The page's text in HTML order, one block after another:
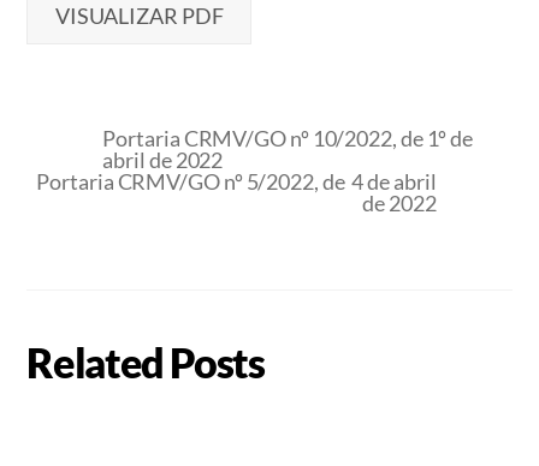
VISUALIZAR PDF
Portaria CRMV/GO nº 10/2022, de 1º de
abril de 2022
Portaria CRMV/GO nº 5/2022, de 4 de abril
de 2022
Related Posts